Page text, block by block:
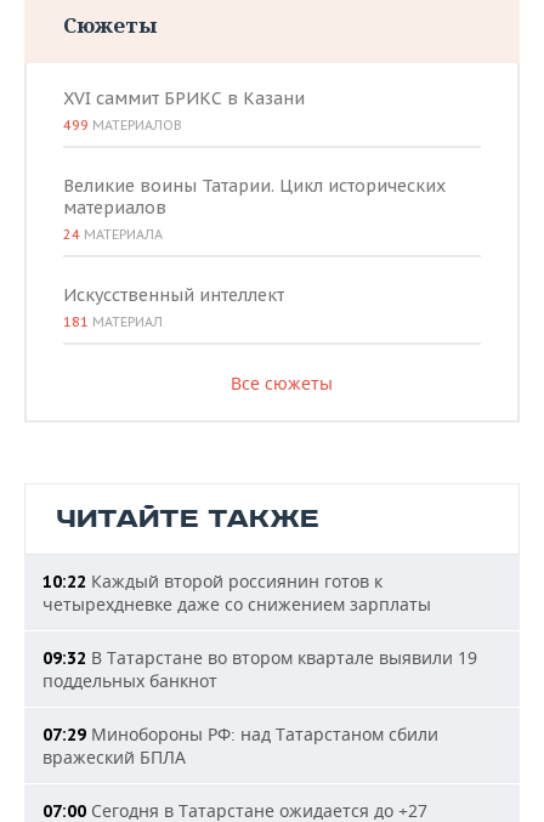
Сюжеты
XVI саммит БРИКС в Казани
499 МАТЕРИАЛОВ
Великие воины Татарии. Цикл исторических
материалов
24 МАТЕРИАЛА
Искусственный интеллект
181 МАТЕРИАЛ
Все сюжеты
ЧИТАЙТЕ ТАКЖЕ
10:22 Каждый второй россиянин готов к
четырехдневке даже со снижением зарплаты
09:32 В Татарстане во втором квартале выявили 19
поддельных банкнот
07:29 Минобороны РФ: над Татарстаном сбили
вражеский БПЛА
07:00 Сегодня в Татарстане ожидается до +27